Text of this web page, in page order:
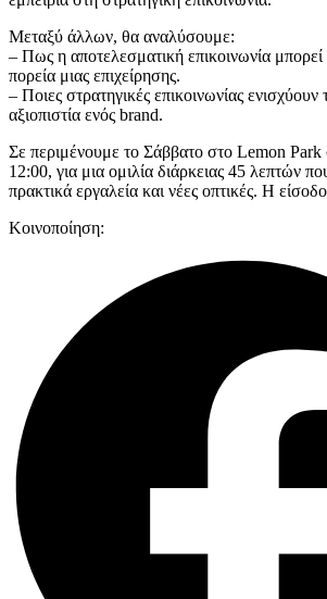
Μεταξύ άλλων, θα αναλύσουμε:
– Πως η αποτελεσματική επικοινωνία μπορεί
πορεία μιας επιχείρησης.
– Ποιες στρατηγικές επικοινωνίας ενισχύουν
αξιοπιστία ενός brand.
Σε περιμένουμε το Σάββατο στο Lemon Park
12:00, για μια ομιλία διάρκειας 45 λεπτών
πρακτικά εργαλεία και νέες οπτικές. Η
Κοινοποίηση: